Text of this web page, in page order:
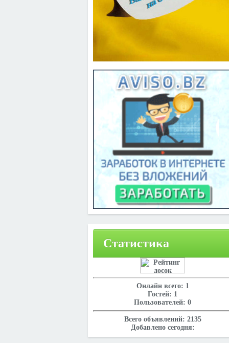
Статистика
Онлайн всего: 1
Гостей: 1
Пользователей: 0
Всего объявлений: 2135
Добавлено сегодня: